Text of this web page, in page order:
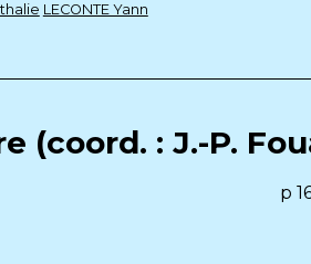
LECONTE Yann
(coord. : J.-P.
p